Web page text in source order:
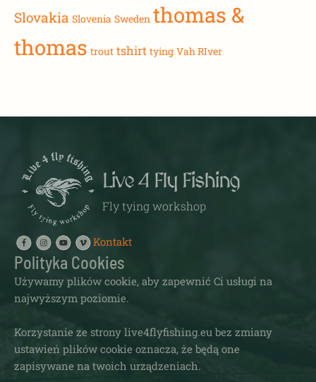
Slovakia Slovenia Sweden thomas &
thomas trout tshirt tying Vah RIver
Live 4 Fly Fishing
Fly tying workshop
Kontakt
Polityka Cookies
Używamy plików cookie, aby zapewnić Ci usługi na
najwyższym poziomie.
Korzystanie ze strony live4flyfishing.eu bez zmiany
ustawień plików cookie oznacza, że będą one
zapisywane na twoich urządzeniach.